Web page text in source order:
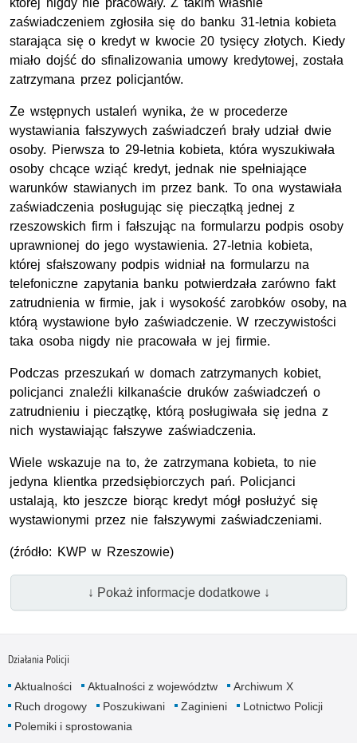
której nigdy nie pracowały. Z takim właśnie
zaświadczeniem zgłosiła się do banku 31-letnia kobieta
starająca się o kredyt w kwocie 20 tysięcy złotych. Kiedy
miało dojść do sfinalizowania umowy kredytowej, została
zatrzymana przez policjantów.
Ze wstępnych ustaleń wynika, że w procederze
wystawiania fałszywych zaświadczeń brały udział dwie
osoby. Pierwsza to 29-letnia kobieta, która wyszukiwała
osoby chcące wziąć kredyt, jednak nie spełniające
warunków stawianych im przez bank. To ona wystawiała
zaświadczenia posługując się pieczątką jednej z
rzeszowskich firm i fałszując na formularzu podpis osoby
uprawnionej do jego wystawienia. 27-letnia kobieta,
której sfałszowany podpis widniał na formularzu na
telefoniczne zapytania banku potwierdzała zarówno fakt
zatrudnienia w firmie, jak i wysokość zarobków osoby, na
którą wystawione było zaświadczenie. W rzeczywistości
taka osoba nigdy nie pracowała w jej firmie.
Podczas przeszukań w domach zatrzymanych kobiet,
policjanci znaleźli kilkanaście druków zaświadczeń o
zatrudnieniu i pieczątkę, którą posługiwała się jedna z
nich wystawiając fałszywe zaświadczenia.
Wiele wskazuje na to, że zatrzymana kobieta, to nie
jedyna klientka przedsiębiorczych pań. Policjanci
ustalają, kto jeszcze biorąc kredyt mógł posłużyć się
wystawionymi przez nie fałszywymi zaświadczeniami.
(źródło: KWP w Rzeszowie)
↓ Pokaż informacje dodatkowe ↓
Działania Policji
Aktualności Aktualności z województw
Archiwum X
Ruch drogowy
Poszukiwani Zaginieni
Lotnictwo Policji
Polemiki i sprostowania